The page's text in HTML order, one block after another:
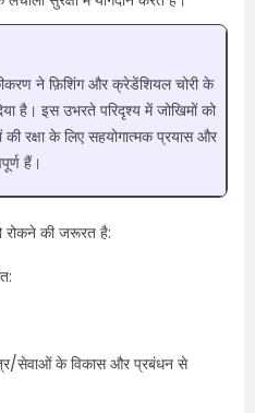
ने फ़िशिंग और क्रेडेंशियल चोरी के
है। इस उभरते परिदृश्य में जोखिमों को
रक्षा के लिए सहयोगात्मक प्रयास और
हैं।
रोकने की जरूरत है:
सेवाओं के विकास और प्रबंधन से